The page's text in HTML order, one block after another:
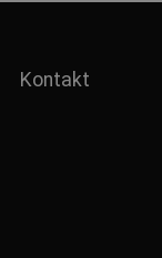
Kontakt